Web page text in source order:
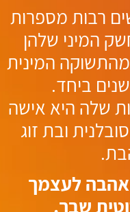
רבות מספרות
המיני שלהן
המינית
ביחד.
שלה היא אישה
ובת זוג
לעצמך
שבך.